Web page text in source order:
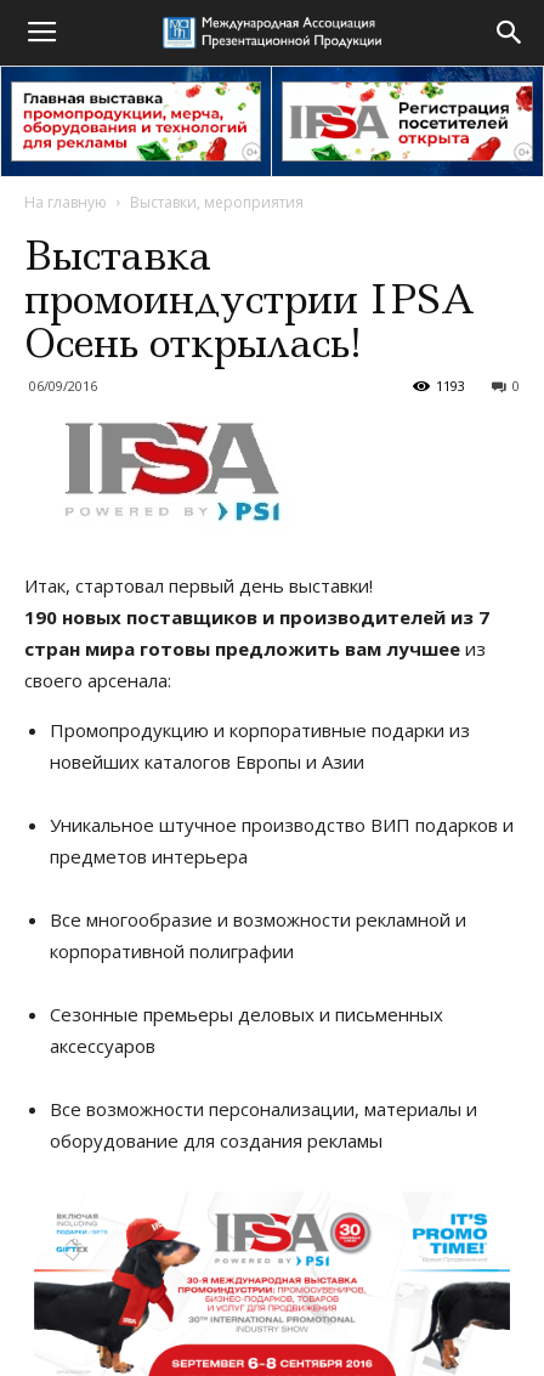
На главную Выставки, мероприятия
Выставка
промоиндустрии IPSA
Осень открылась!
06/09/2016 0
1193
Итак, стартовал первый день выставки!
190 новых поставщиков и производителей из 7
стран мира готовы предложить вам лучшее из
своего арсенала:
Промопродукцию и корпоративные подарки из
новейших каталогов Европы и Азии
Уникальное штучное производство ВИП подарков и
предметов интерьера
Все многообразие и возможности рекламной и
корпоративной полиграфии
Сезонные премьеры деловых и письменных
аксессуаров
Все возможности персонализации, материалы и
оборудование для создания рекламы